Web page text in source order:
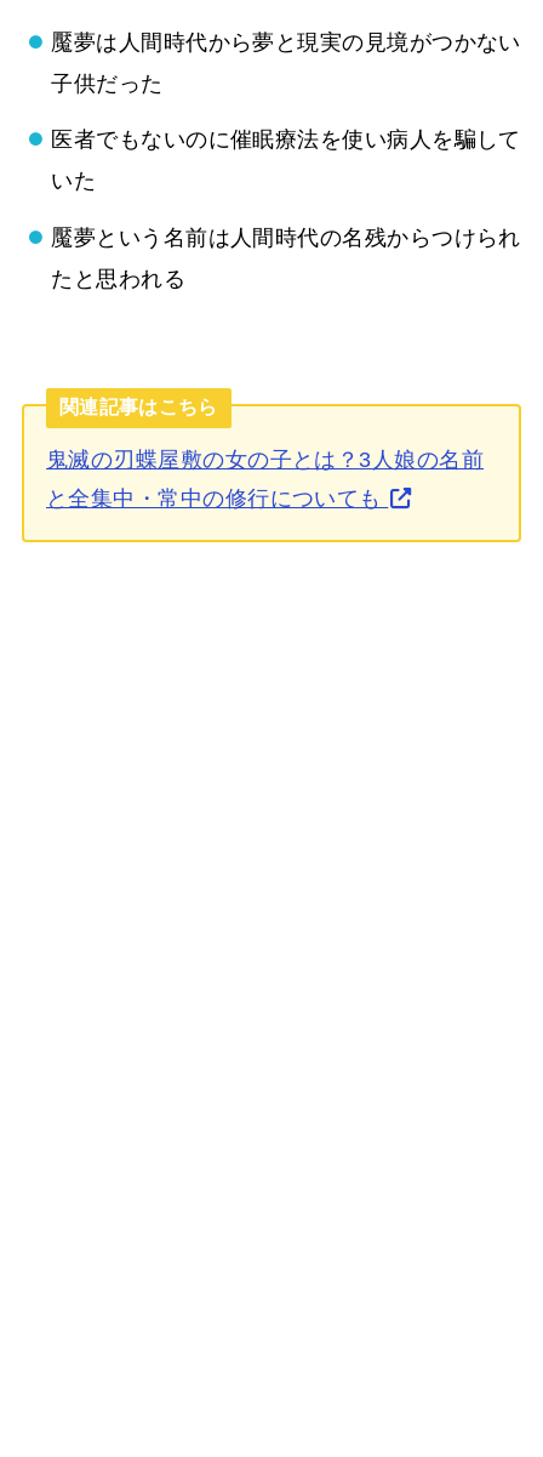
魘夢は人間時代から夢と現実の見境がつかない
子供だった
医者でもないのに催眠療法を使い病人を騙して
いた
魘夢という名前は人間時代の名残からつけられ
たと思われる
関連記事はこちら
鬼滅の刃蝶屋敷の女の子とは？3人娘の名前
と全集中・常中の修行についても